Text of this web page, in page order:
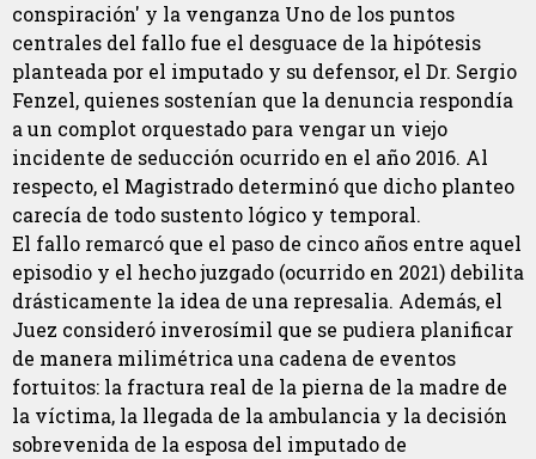
conspiración' y la venganza Uno de los puntos
centrales del fallo fue el desguace de la hipótesis
planteada por el imputado y su defensor, el Dr. Sergio
Fenzel, quienes sostenían que la denuncia respondía
a un complot orquestado para vengar un viejo
incidente de seducción ocurrido en el año 2016. Al
respecto, el Magistrado determinó que dicho planteo
carecía de todo sustento lógico y temporal.
El fallo remarcó que el paso de cinco años entre aquel
episodio y el hecho juzgado (ocurrido en 2021) debilita
drásticamente la idea de una represalia. Además, el
Juez consideró inverosímil que se pudiera planificar
de manera milimétrica una cadena de eventos
fortuitos: la fractura real de la pierna de la madre de
la víctima, la llegada de la ambulancia y la decisión
sobrevenida de la esposa del imputado de